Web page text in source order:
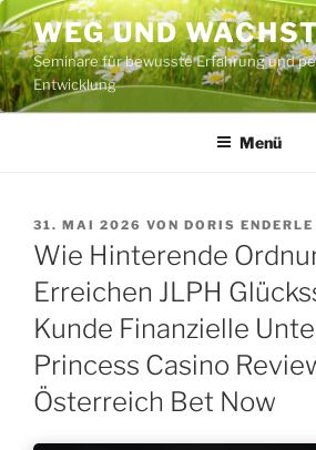
Zum
Inhalt
springen
WEG UND
Seminare für bewusste Erfahrung und
Entwicklung
Menü
VERÖFFENTLICHT
AM
31. MAI 2026 VON DORIS ENDERLE
Wie Hinterende
Erreichen JLPH
Kunde Finanzielle
Princess Casino
Österreich Bet Now